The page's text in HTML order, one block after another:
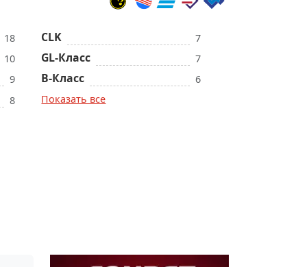
18
10
9
8
CLK 7
GL-Класс 7
B-Класс
6
Показать все